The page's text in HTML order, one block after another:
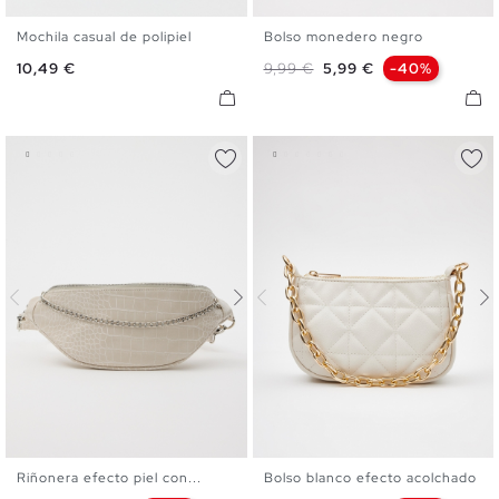
Mochila casual de polipiel
Precio
10,49 €
Bolso monedero negro
Precio base
9,99 € Precio
5,99 € -40%
Riñonera efecto piel con... Bolso blanco efecto acolchado